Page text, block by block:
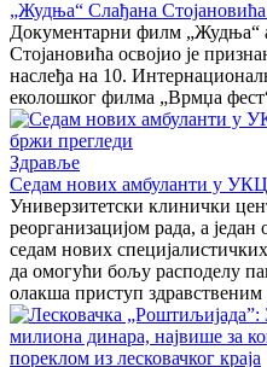
„Жудња“ Слађана
Документарни филм „Жудња“
Стојановића освојио је
наслеђа на 10.
еколошког филма „Врмџа
Здравље
Седам нових амбуланти у
Универзитетски клинички
реорганизацијом рада, а
седам нових
да омогући бољу расподелу
олакша приступ здравственим